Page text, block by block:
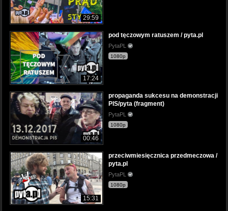
29:59
17:24
pod tęczowym ratuszem / pyta.pl
PytaPL
1080p
00:46
propaganda sukcesu na demonstracji
PIS/pyta (fragment)
PytaPL
1080p
15:31
przeciwmiesięcznica przedmeczowa /
pyta.pl
PytaPL
1080p